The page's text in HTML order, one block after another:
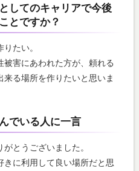
してのキャリアで今後
とですか？
たい。
害にあわれた方が、頼れる
る場所を作りたいと思いま
でいる人に一言
とうございました。
に利用して良い場所だと思